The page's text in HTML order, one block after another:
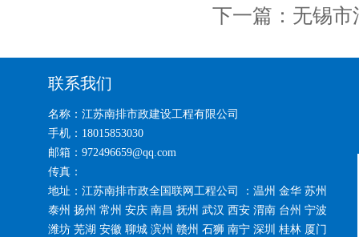
下一篇： 无锡市
联系我们
名称：江苏南排市政建设工程有限公司
手机：18015853030
邮箱：972496659@qq.com
传真：
地址：江苏南排市政全国联网工程公司 ：温州 金华 苏州
泰州 扬州 常州 安庆 南昌 抚州 武汉 西安 渭南 台州 宁波
潍坊 芜湖 安徽 聊城 滨州 赣州 石狮 南宁 深圳 桂林 厦门